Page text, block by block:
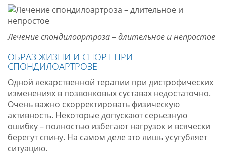
Лечение спондилоартроза – длительное и непростое
ОБРАЗ ЖИЗНИ И СПОРТ ПРИ
СПОНДИЛОАРТРОЗЕ
Одной лекарственной терапии при дистрофических
изменениях в позвонковых суставах недостаточно.
Очень важно скорректировать физическую
активность. Некоторые допускают серьезную
ошибку – полностью избегают нагрузок и всячески
берегут спину. На самом деле это лишь усугубляет
ситуацию.